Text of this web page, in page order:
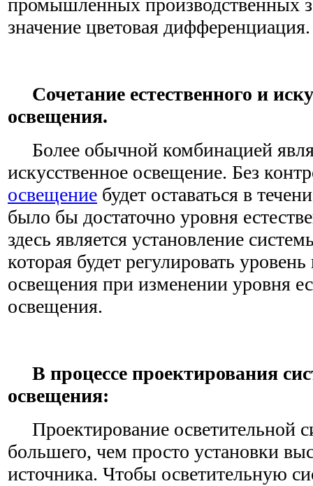
промышленных производственных
значение цветовая дифференциация.
Сочетание естественного и
освещения.
Более обычной комбинацией
искусственное освещение. Без
освещение будет оставаться в
было бы достаточно уровня
здесь является установление
которая будет регулировать
освещения при изменении уровня
освещения.
В процессе проектирования
освещения:
Проектирование осветительной
большего, чем просто установки
источника. Чтобы осветительную